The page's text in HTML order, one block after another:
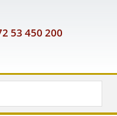
53 450 200